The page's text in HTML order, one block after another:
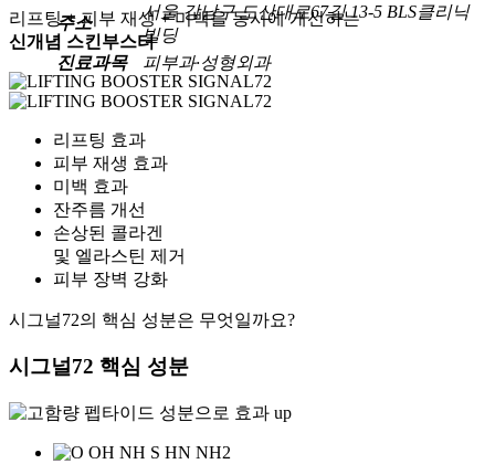
리프팅 + 피부 재생 + 미백을 동시에 개선하는
신개념 스킨부스터
리프팅 효과
피부 재생 효과
미백 효과
잔주름 개선
손상된 콜라겐
및 엘라스틴 제거
피부 장벽 강화
시그널72의 핵심 성분은 무엇일까요?
시그널72 핵심 성분
주소
서울 강남구 도산대로67길 13-5 BLS클리닉
빌딩
진료과목
피부과·성형외과